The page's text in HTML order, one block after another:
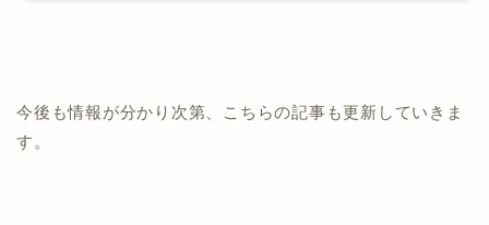
今後も情報が分かり次第、こちらの記事も更新していきま
す。